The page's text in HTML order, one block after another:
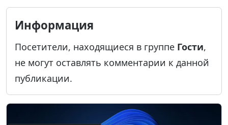
Информация
Посетители, находящиеся в группе Гости,
не могут оставлять комментарии к данной
публикации.